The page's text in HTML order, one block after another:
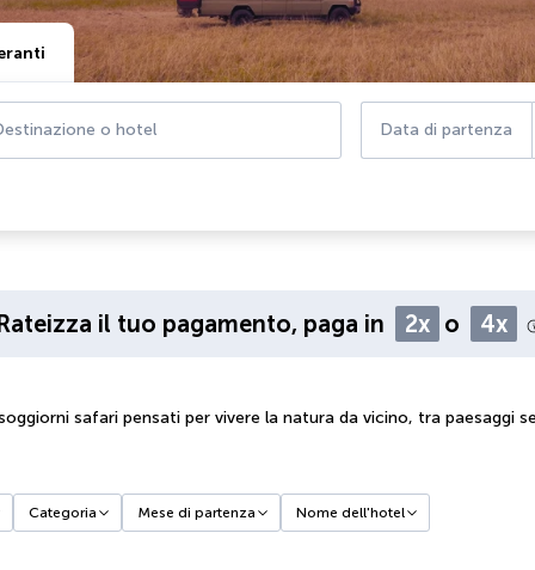
o hotel Data di partenza
il tuo pagamento, paga in 2x o 4x
safari pensati per vivere la natura da vicino, tra paesaggi
Categoria Mese di partenza Nome dell'hotel